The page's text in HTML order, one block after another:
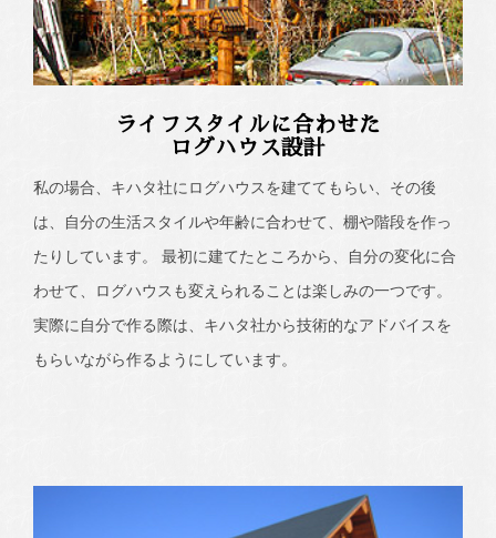
ライフスタイルに合わせた
ログハウス設計
私の場合、キハタ社にログハウスを建ててもらい、その後
は、自分の生活スタイルや年齢に合わせて、棚や階段を作っ
たりしています。 最初に建てたところから、自分の変化に合
わせて、ログハウスも変えられることは楽しみの一つです。
実際に自分で作る際は、キハタ社から技術的なアドバイスを
もらいながら作るようにしています。